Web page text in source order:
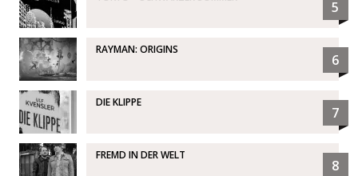
5
RAYMAN: ORIGINS
6
DIE KLIPPE
7
FREMD IN DER WELT
8